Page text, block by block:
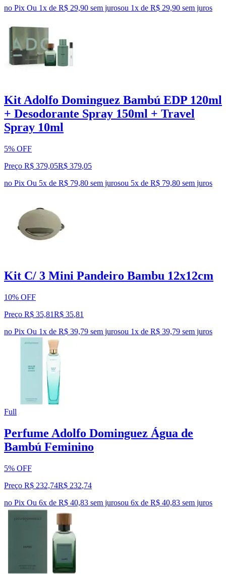
no Pix Ou 1x de R$ 29,90 sem jurosou 1x de R$ 29,90 sem juros
Kit Adolfo Dominguez Bambú EDP 120ml
+ Desodorante Spray 150ml + Travel
Spray 10ml
5% OFF
Preço R$ 379,05R$ 379,05
no Pix Ou 5x de R$ 79,80 sem jurosou 5x de R$ 79,80 sem juros
Kit C/ 3 Mini Pandeiro Bambu 12x12cm
10% OFF
Preço R$ 35,81R$ 35,81
no Pix Ou 1x de R$ 39,79 sem jurosou 1x de R$ 39,79 sem juros
Full
Perfume Adolfo Dominguez Água de
Bambú Feminino
5% OFF
Preço R$ 232,74R$ 232,74
no Pix Ou 6x de R$ 40,83 sem jurosou 6x de R$ 40,83 sem juros